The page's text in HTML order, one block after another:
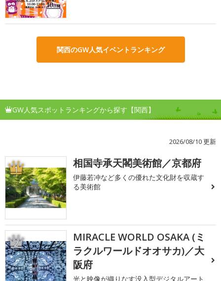
関西のGW人気イベントランキング
GW人気スポットランキングから探す【関西】
2026/08/10 更新
1 相国寺承天閣美術館／京都府
伊藤若冲など多くの優れた文化財を収蔵す
る美術館
2
MIRACLE WORLD OSAKA (ミ
ラクルワールドオオサカ)／大
阪府
光と映像が織りなす没入型デジタルアート